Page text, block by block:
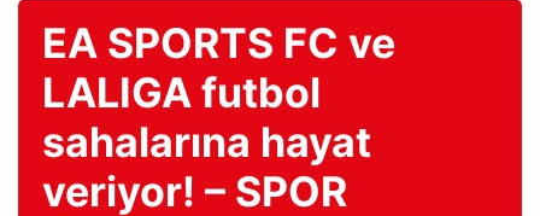
EA SPORTS FC ve
LALIGA futbol
sahalarına hayat
veriyor! – SPOR